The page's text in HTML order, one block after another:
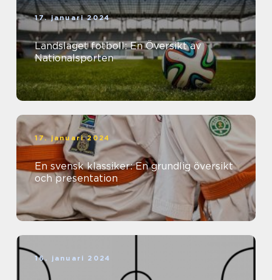
17. januari 2024
Landslaget fotboll: En Översikt av
Nationalsporten
17. januari 2024
En svensk klassiker: En grundlig översikt
och presentation
16. januari 2024